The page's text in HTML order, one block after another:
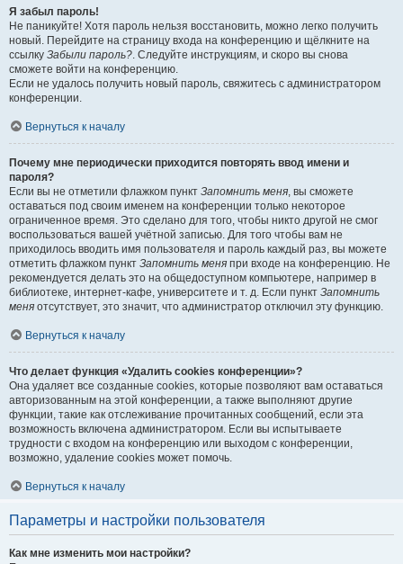
Я забыл пароль!
Не паникуйте! Хотя пароль нельзя восстановить, можно легко получить
новый. Перейдите на страницу входа на конференцию и щёлкните на
ссылку Забыли пароль?. Следуйте инструкциям, и скоро вы снова
сможете войти на конференцию.
Если не удалось получить новый пароль, свяжитесь с администратором
конференции.
Вернуться к началу
Почему мне периодически приходится повторять ввод имени и
пароля?
Если вы не отметили флажком пункт Запомнить меня, вы сможете
оставаться под своим именем на конференции только некоторое
ограниченное время. Это сделано для того, чтобы никто другой не смог
воспользоваться вашей учётной записью. Для того чтобы вам не
приходилось вводить имя пользователя и пароль каждый раз, вы можете
отметить флажком пункт Запомнить меня при входе на конференцию. Не
рекомендуется делать это на общедоступном компьютере, например в
библиотеке, интернет-кафе, университете и т. д. Если пункт Запомнить
меня отсутствует, это значит, что администратор отключил эту функцию.
Вернуться к началу
Что делает функция «Удалить cookies конференции»?
Она удаляет все созданные cookies, которые позволяют вам оставаться
авторизованным на этой конференции, а также выполняют другие
функции, такие как отслеживание прочитанных сообщений, если эта
возможность включена администратором. Если вы испытываете
трудности с входом на конференцию или выходом с конференции,
возможно, удаление cookies может помочь.
Вернуться к началу
Параметры и настройки пользователя
Как мне изменить мои настройки?